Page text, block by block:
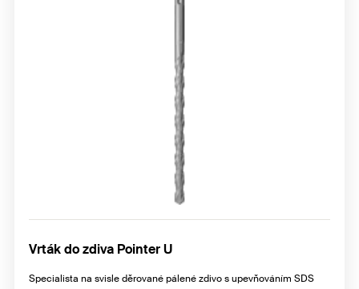
Vrták do zdiva Pointer U
Specialista na svisle děrované pálené zdivo s upevňováním SDS